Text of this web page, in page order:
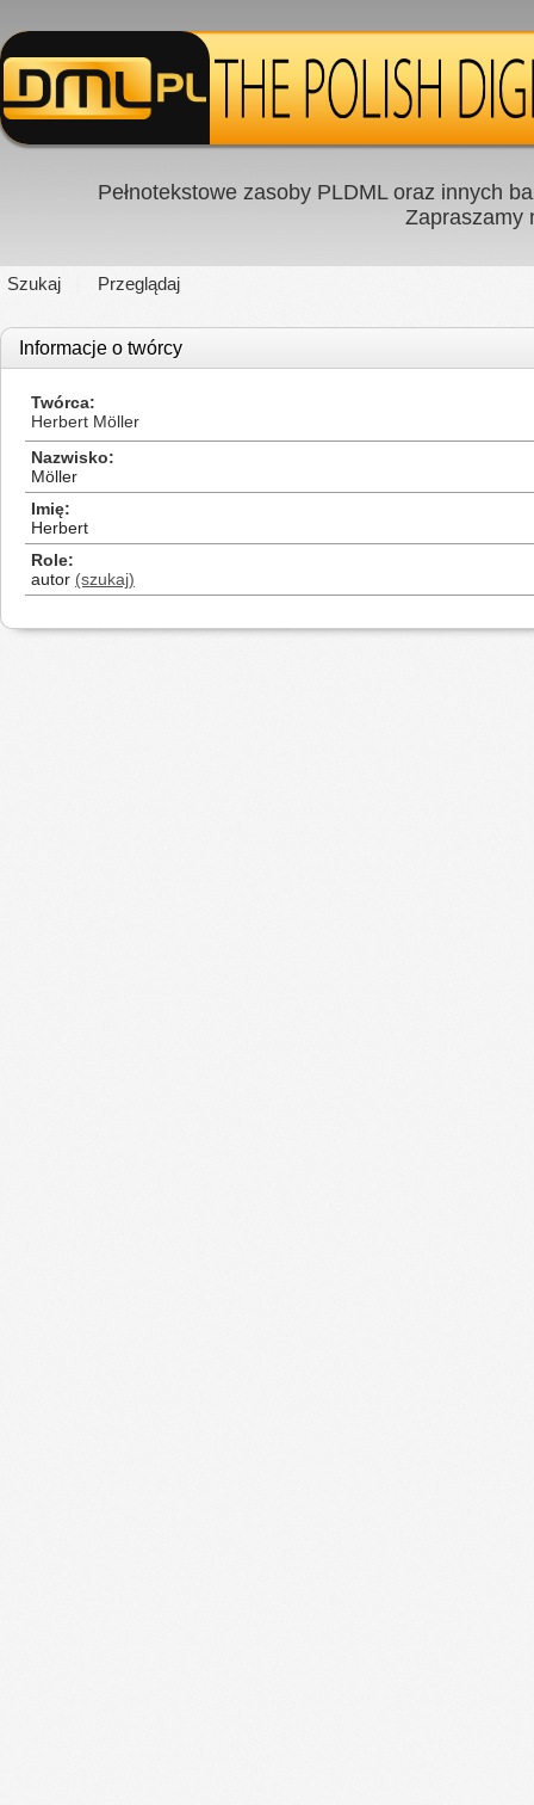
Pełnotekstowe zasoby PLDML oraz innych
Zapraszamy
Szukaj Przeglądaj
Informacje o twórcy
Twórca
Herbert Möller
Nazwisko
Möller
Imię
Herbert
Role
autor (szukaj)